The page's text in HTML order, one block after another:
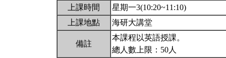
上課時間
星期一3(10:20~11:10)
上課地點
海研大講堂
備註
本課程以英語授課。
總人數上限：50人